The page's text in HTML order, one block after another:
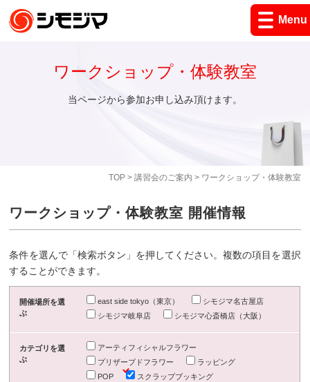
Menu
TOP> 講習会のご案内 > ワークショップ・体験教室
ワークショップ・体験教室
当ページから参加お申し込み頂けます。
ワークショップ・体験教室 開催情報
条件を選んで「検索ボタン」を押してください。複数の項目を選択
することができます。
開催場所を選
ぶ
east side tokyo（東京）
シモジマ名古屋店
シモジマ岐阜店
シモジマ心斎橋店（大阪）
カテゴリを選
ぶ
アーティフィシャルフラワー
プリザーブドフラワー
ラッピング
POP
スクラップブッキング